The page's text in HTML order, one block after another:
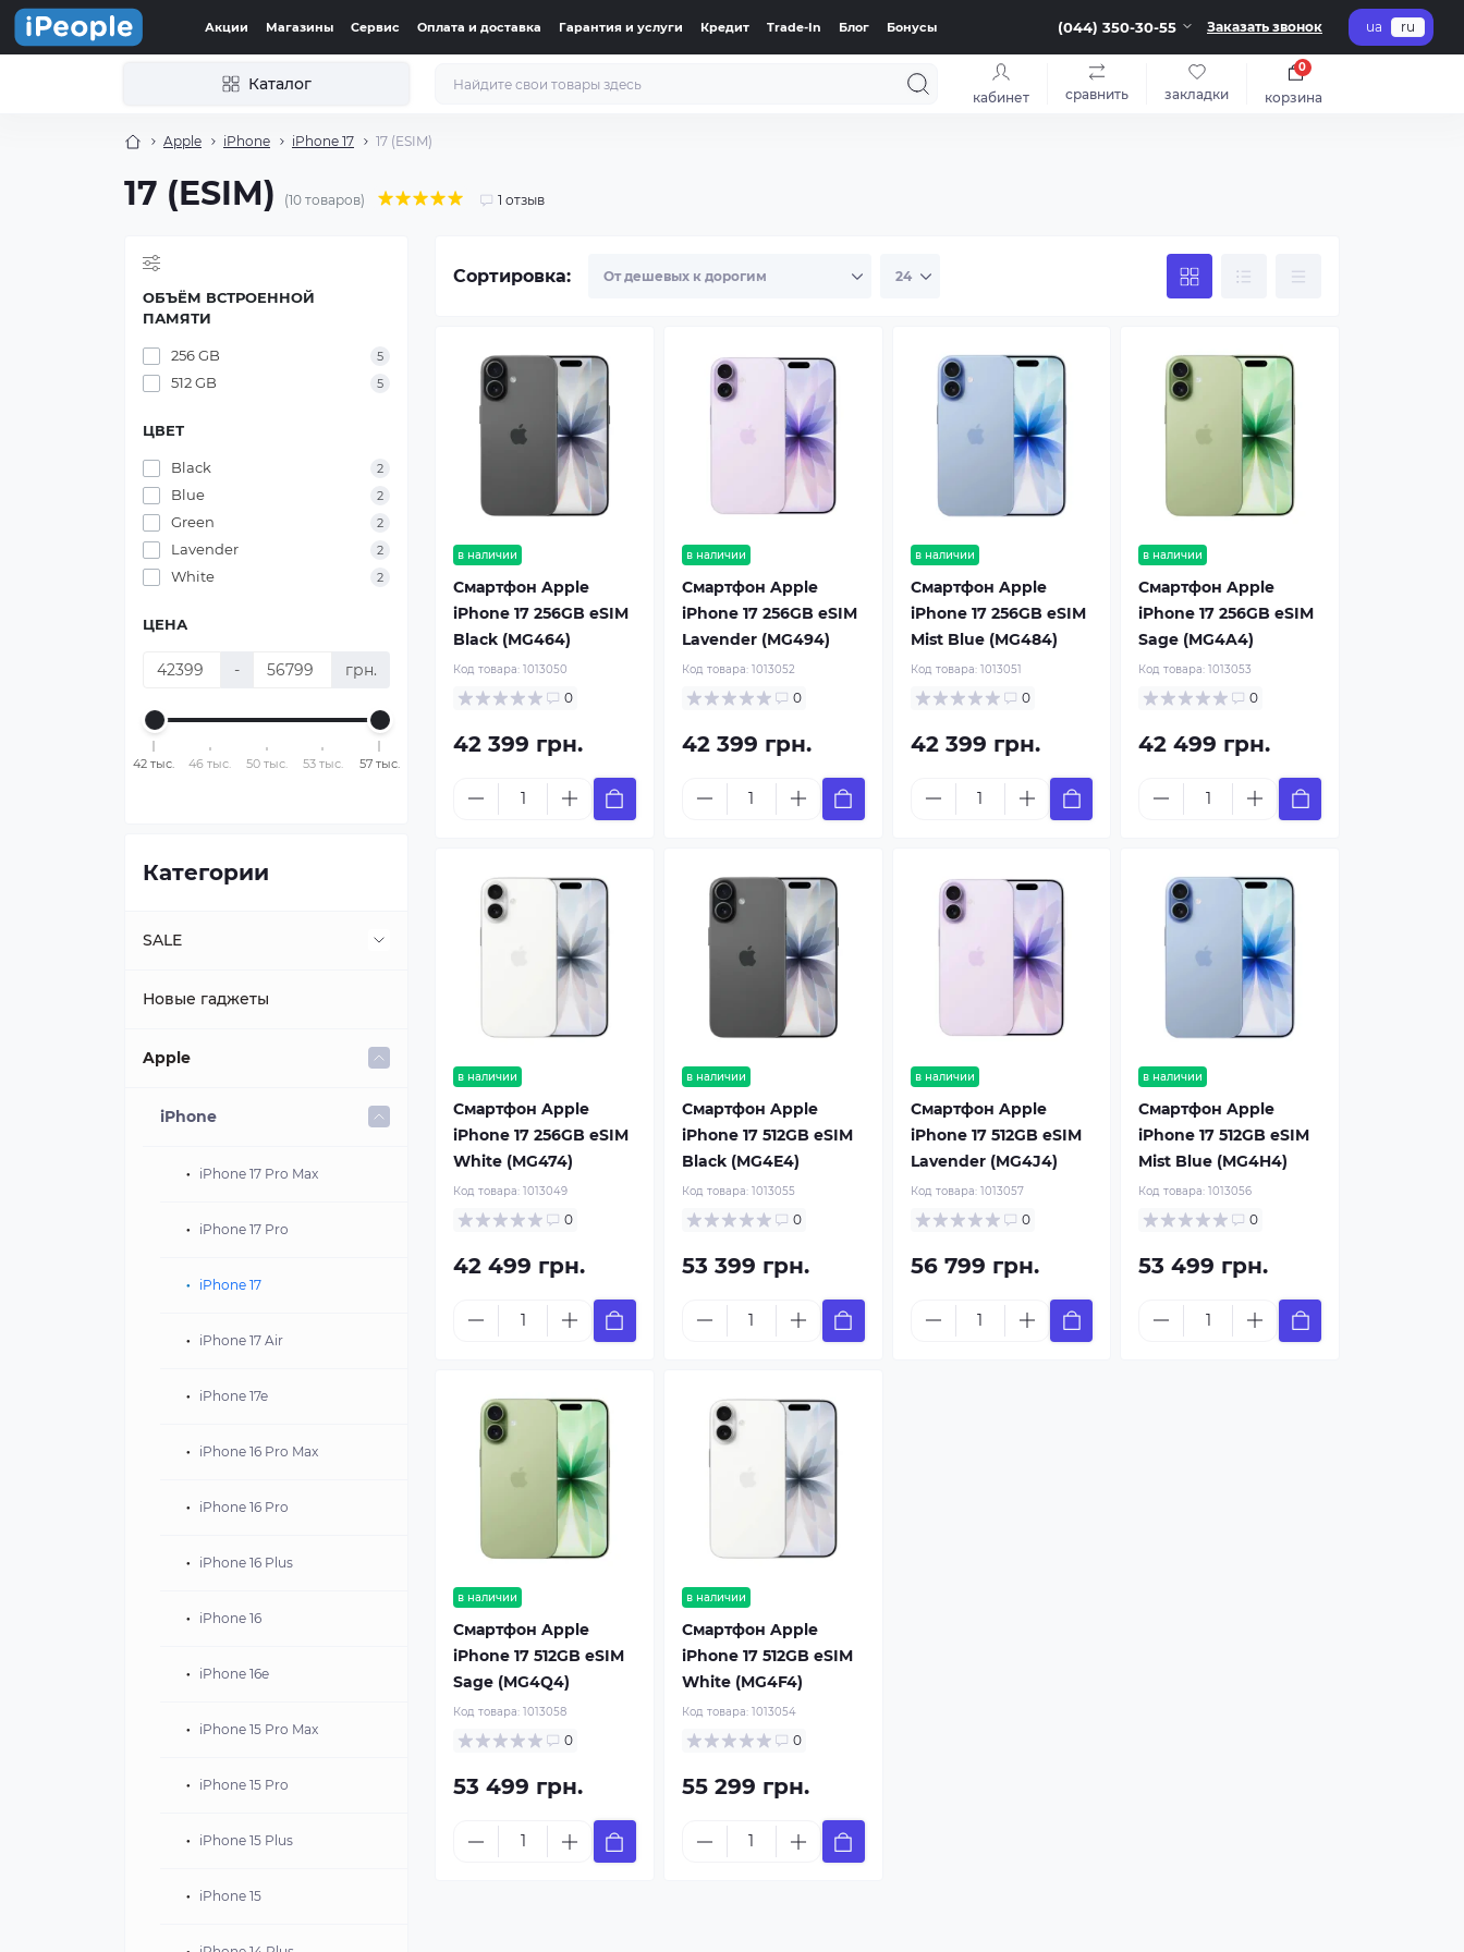
Акции Магазины Сервис Оплата и доставка Гарантия и услуги Кредит Trade-In Блог Бонусы (044) 350-30-55 Заказать звонок ua ru
Каталог
кабинет сравнить закладки корзина
0
Apple іPhone iPhone 17 17 (ESIM)
17 (ESIM) (10 товаров) 1 отзыв
ОБЪЁМ ВСТРОЕННОЙ
ПАМЯТИ
256 GB 5
512 GB 5
ЦВЕТ
Black 2
Blue 2
Green 2
Lavender 2
White 2
ЦЕНА
- грн.
42 тыс. 46 тыс. 50 тыс. 53 тыс. 57 тыс.
Категории
SALE
Топ продаж
Техника
Apple
Dyson
Другая техника
Аксессуары
Акустика
Колонки
Наушники
Новые гаджеты
Apple
іPhone
iPhone 17 Pro Max
iPhone 17 Pro
iPhone 17
iPhone 17 Air
iPhone 17e
iPhone 16 Pro Max
iPhone 16 Pro
iPhone 16 Plus
iPhone 16
iPhone 16e
iPhone 15 Pro Max
iPhone 15 Pro
iPhone 15 Plus
iPhone 15
Сортировка:
в наличии
Смартфон Apple
iPhone 17 256GB eSIM
Black (MG464)
Код товара: 1013050
0
42 399 грн.
в наличии
Смартфон Apple
iPhone 17 256GB eSIM
Lavender (MG494)
Код товара: 1013052
0
42 399 грн.
в наличии
Смартфон Apple
iPhone 17 256GB eSIM
Mist Blue (MG484)
Код товара: 1013051
0
42 399 грн.
в наличии
Смартфон Apple
iPhone 17 256GB eSIM
Sage (MG4A4)
Код товара:1013053
0
42 499 грн.
в наличии
Смартфон Apple
iPhone 17 256GB eSIM
White (MG474)
Код товара: 1013049
0
42 499 грн.
в наличии
Смартфон Apple
iPhone 17 512GB eSIM
Black (MG4E4)
Код товара: 1013055
0
53 399 грн.
в наличии
Смартфон Apple
iPhone 17 512GB eSIM
Lavender (MG4J4)
Код товара: 1013057
0
56 799 грн.
в наличии
Смартфон Apple
iPhone 17 512GB eSIM
Mist Blue (MG4H4)
Код товара:1013056
0
53 499 грн.
в наличии
Смартфон Apple
iPhone 17 512GB eSIM
Sage (MG4Q4)
Код товара: 1013058
0
53 499 грн.
в наличии
Смартфон Apple
iPhone 17 512GB eSIM
White (MG4F4)
Код товара: 1013054
0
55 299 грн.